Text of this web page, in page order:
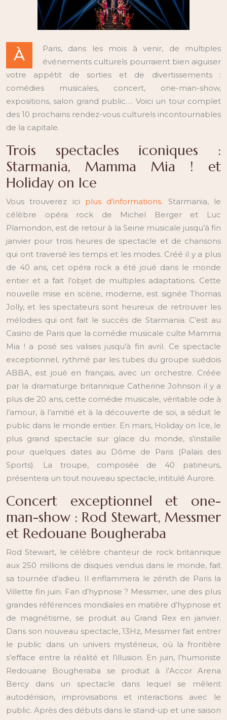
À
Paris, dans les mois à venir, de multiples
événements culturels pourraient bien aiguiser
votre appétit de sorties et de divertissements :
comédies musicales, concert, one-man-show,
expositions, salon grand public…. Voici un tour complet
des 10 prochains rendez-vous culturels incontournables
de la capitale.
Trois spectacles iconiques :
Starmania, Mamma Mia ! et
Holiday on Ice
Vous trouverez ici plus d’informations. Starmania, le
célèbre opéra rock de Michel Berger et Luc
Plamondon, est de retour à la Seine musicale jusqu’à fin
janvier pour trois heures de spectacle et de chansons
qui ont traversé les temps et les modes. Créé il y a plus
de 40 ans, cet opéra rock a été joué dans le monde
entier et a fait l’objet de multiples adaptations. Cette
nouvelle mise en scène, moderne, est signée Thomas
Jolly, et les spectateurs sont heureux de retrouver les
mélodies qui ont fait le succès de Starmania. C’est au
Casino de Paris que la comédie musicale culte Mamma
Mia ! a posé ses valises jusqu’à fin avril. Ce spectacle
exceptionnel, rythmé par les tubes du groupe suédois
ABBA, est joué en français, avec un orchestre. Créée
par la dramaturge britannique Catherine Johnson il y a
plus de 20 ans, cette comédie musicale, véritable ode à
l’amour, à l’amitié et à la découverte de soi, a séduit le
public dans le monde entier. En mars, Holiday on Ice, le
plus grand spectacle sur glace du monde, s’installe
pour quelques dates au Dôme de Paris (Palais des
Sports). La troupe, composée de 40 patineurs,
présentera un tout nouveau spectacle, intitulé Aurore.
Concert exceptionnel et one-
man-show : Rod Stewart, Messmer
et Redouane Bougheraba
Rod Stewart, le célèbre chanteur de rock britannique
aux 250 millions de disques vendus dans le monde, fait
sa tournée d’adieu. Il enflammera le zénith de Paris la
Villette fin juin. Fan d’hypnose ? Messmer, une des plus
grandes références mondiales en matière d’hypnose et
de magnétisme, se produit au Grand Rex en janvier.
Dans son nouveau spectacle, 13Hz, Messmer fait entrer
le public dans un univers mystérieux, où la frontière
s’efface entre la réalité et l’illusion. En juin, l’humoriste
Redouane Bougheraba se produit à l’Accor Arena
Bercy dans un spectacle dans lequel se mêlent
autodérision, improvisations et interactions avec le
public. Après des débuts dans le stand-up et une saison